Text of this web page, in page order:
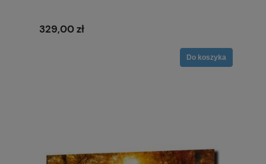
329,00 zł
Do koszyka